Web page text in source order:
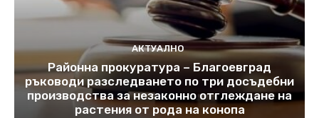
АКТУАЛНО
Районна прокуратура – Благоевград
ръководи разследването по три досъдебни
производства за незаконно отглеждане на
растения от рода на конопа